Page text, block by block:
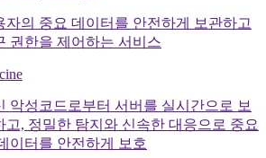
자의 중요 데이터를 안전하게 보관하고
권한을 제어하는 서비스
악성코드로부터 서버를 실시간으로 보
고, 정밀한 탐지와 신속한 대응으로 중요
이터를 안전하게 보호